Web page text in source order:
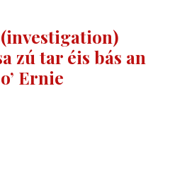
zú tar éis bás an
Ernie